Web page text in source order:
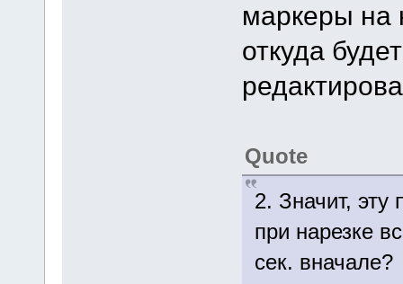
маркеры на
откуда
Quote
2. Значит, эту
при нарезке
сек. вначале?